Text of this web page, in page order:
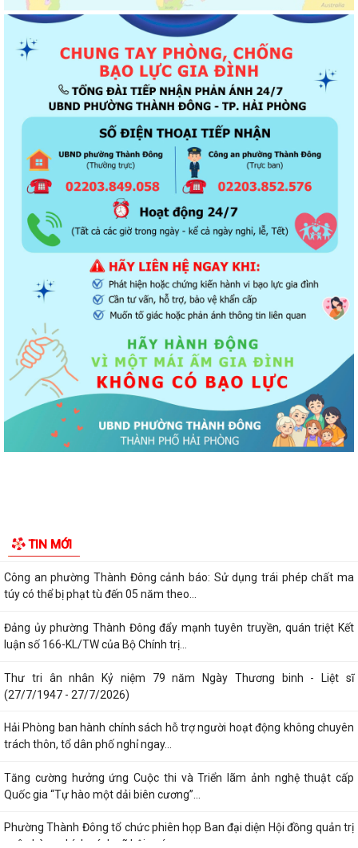
TIN MỚI
Thông báo về chương trình thu hồi để kiểm tra, khắc phục sự cố các
dòng xe mô tô Honda CB1000...
Kết quả Kỳ họp thứ 3 HĐND thành phố Hải Phòng khóa XIV, nhiệm kỳ
2021 - 2026
Khai thác tài liệu số và Chatbox AI trợi giúp pháp luật
Đẩy mạnh tuyên truyền thực hiện Chương trình hành động của Thành
ủy về xây dựng và hoàn thiện nhà...
Tăng cường các giải pháp đấu tranh, ngăn chặn và xử lý hành vi xâm
phạm quyền sở hữu trí tuệ trên...
Ủy ban nhân dân phường Thành Đông thông báo về việc chấm dứt
hoạt động kinh doanh tại Chợ tạm Chi...
Đảng ủy phường Thành Đông đẩy mạnh tuyên truyền, thực hiện Nghị
quyết số 27-NQ/TW về xây dựng và...
Phường Thành Đông tăng cương phân loại chất thải rắn sinh hoạt tại
nguồn: Hành động nhỏ, ý nghĩa...
cứu, học tập, quán triệt và triển...
Công an phường Thành Đông cảnh báo: Sử dụng trái phép chất ma
túy có thể bị phạt tù đến 05 năm theo...
Đảng ủy phường Thành Đông đẩy mạnh tuyên truyền, quán triệt Kết
luận số 166-KL/TW của Bộ Chính trị...
Thư tri ân nhân Kỷ niệm 79 năm Ngày Thương binh - Liệt sĩ
(27/7/1947 - 27/7/2026)
Hải Phòng ban hành chính sách hỗ trợ người hoạt động không chuyên
trách thôn, tổ dân phố nghỉ ngay...
Tăng cường hưởng ứng Cuộc thi và Triển lãm ảnh nghệ thuật cấp
Quốc gia “Tự hào một dải biên cương”...
Phường Thành Đông tổ chức phiên họp Ban đại diện Hội đồng quản trị
ngân hàng chính sách xã hội quý...